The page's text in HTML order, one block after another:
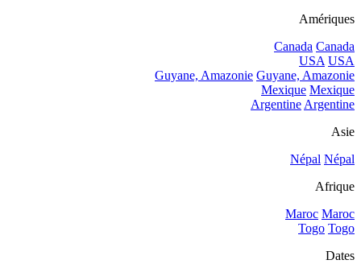
Amériques
Canada Canada
USA USA
Guyane, Amazonie Guyane, Amazonie
Mexique Mexique
ArgentineArgentine
Asie
Népal Népal
Afrique
Maroc Maroc
Togo Togo
Dates